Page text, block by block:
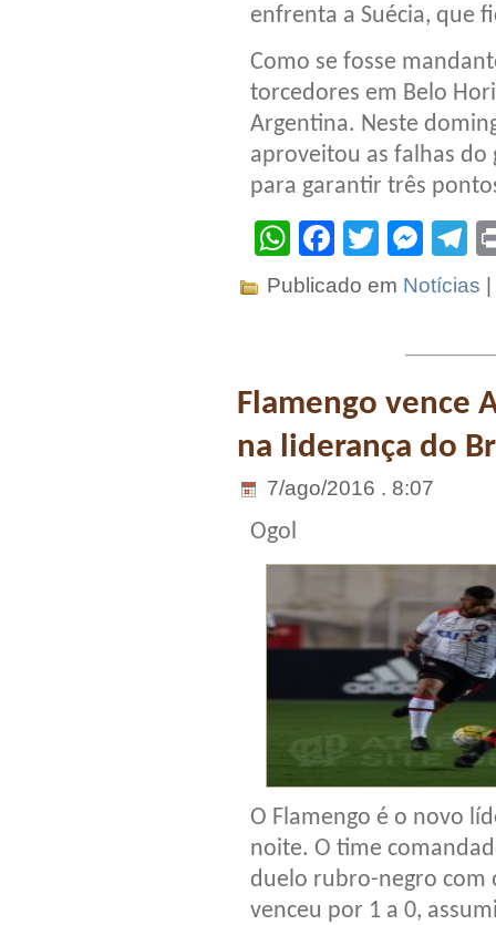
enfrenta a Suécia, que
Como se fosse
torcedores em Belo
Argentina. Neste
aproveitou as falhas
para garantir três
WhatsApp
Facebook
Twitter
Publicado em Notícias
Flamengo vence
na liderança do
7/ago/2016 . 8:07
Ogol
O Flamengo é o novo
noite. O time
duelo rubro-negro com
venceu por 1 a 0,